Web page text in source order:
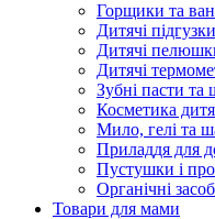
Горщики та
Дитячі підгузки
Дитячі
Дитячі
Зубні пасти та
Косметика
Мило, гелі та
Приладдя для
Пустушки і
Органічні
Товари для мами